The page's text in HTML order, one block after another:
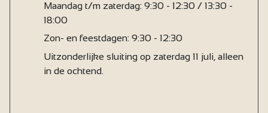
Maandag t/m zaterdag: 9:30 - 12:30 / 13:30 -
18:00
Zon- en feestdagen: 9:30 - 12:30
Uitzonderlijke sluiting op zaterdag 11 juli, alleen
in de ochtend.